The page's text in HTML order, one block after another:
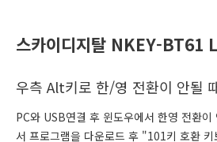
스카이디지탈 NKEY-BT61
우측 Alt키로 한/영 전환이 안될
PC와 USB연결 후 윈도우에서 한영 전환이
서 프로그램을 다운로드 후 "101키 호환